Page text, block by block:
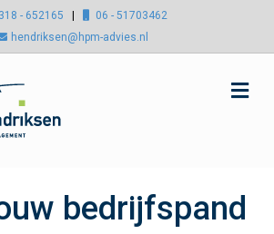
- 652165
06 - 51703462
hendriksen@hpm-advies.nl
M
e
bedrijfspand